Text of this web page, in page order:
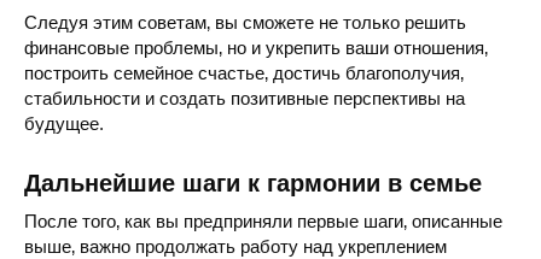
Следуя этим советам‚ вы сможете не только решить
финансовые проблемы‚ но и укрепить ваши отношения‚
построить семейное счастье‚ достичь благополучия‚
стабильности и создать позитивные перспективы на
будущее.
Дальнейшие шаги к гармонии в семье
После того‚ как вы предприняли первые шаги‚ описанные
выше‚ важно продолжать работу над укреплением